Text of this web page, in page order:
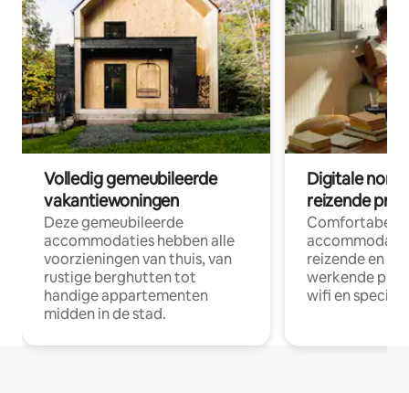
Volledig gemeubileerde
vakantiewoningen
Deze gemeubileerde
accommodaties hebben alle
voorzieningen van thuis, van
rustige berghutten tot
handige appartementen
midden in de stad.
Digitale
reizende
Comfortabele
reizende en
werkende
wifi en